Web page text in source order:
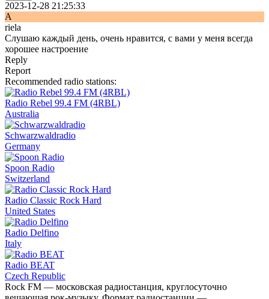
2023-12-28 21:25:33
A
riela
Слушаю каждый день, очень нравится, с вами у меня всегда
хорошее настроение
Reply
Report
Recommended radio stations:
Radio Rebel 99.4 FM (4RBL)
Australia
Schwarzwaldradio
Germany
Spoon Radio
Switzerland
Radio Classic Rock Hard
United States
Radio Delfino
Italy
Radio BEAT
Czech Republic
Rock FM — московская радиостанция, круглосуточно